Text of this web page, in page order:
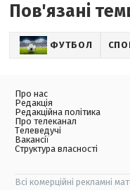
Пов'язані
ФУТБОЛ
Про нас
Редакція
Редакційна політика
Про телеканал
Телеведучі
Вакансії
Структура власності
Всі комерційні рекламні